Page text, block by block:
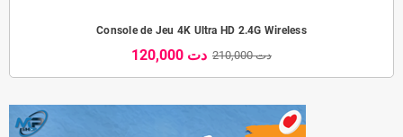
Console de Jeu 4K Ultra HD 2.4G Wireless
120,000 دت 210,000 دت